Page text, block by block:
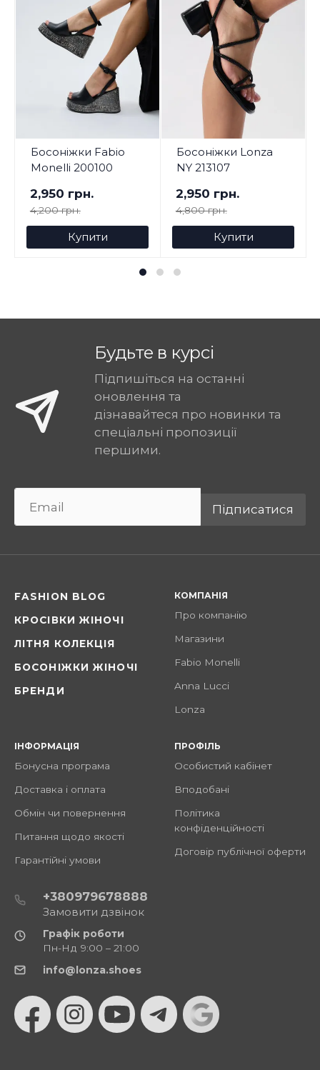
Босоніжки Fabio
Monelli 200100
2,950 грн.
4,200 грн.
Купити
Босоніжки Lonza
NY 213107
2,950 грн.
4,800 грн.
Купити
Будьте в курсі
Підпишіться на останні
оновлення та
дізнавайтеся про новинки та
спеціальні пропозиції
першими.
Підписатися
FASHION BLOG
КРОСІВКИ ЖІНОЧІ
ЛІТНЯ КОЛЕКЦІЯ
БОСОНІЖКИ ЖІНОЧІ
БРЕНДИ
КОМПАНІЯ
Про компанію
Магазини
Fabio Monelli
Anna Lucci
Lonza
ІНФОРМАЦІЯ
Бонусна програма
Доставка і оплата
Обмін чи повернення
Питання щодо якості
Гарантійні умови
ПРОФІЛЬ
Особистий кабінет
Вподобані
Політика
конфіденційності
Договір публічної оферти
+380979678888
Замовити дзвінок
Графік роботи
Пн-Нд 9:00 – 21:00
info@lonza.shoes